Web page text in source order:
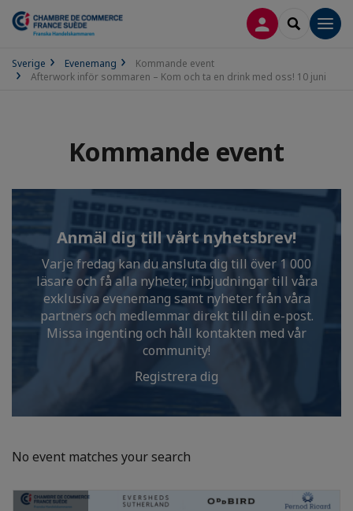
LOGGA INSEARCH
Sverige Evenemang
Kommande event
Afterwork inför sommaren – Kom och ta en drink med oss! 10 juni
Kommande event
Anmäl dig till vårt nyhetsbrev!
Varje fredag kan du ansluta dig till över 1 000
läsare och få alla nyheter, inbjudningar till våra
exklusiva evenemang samt nyheter från våra
partners och medlemmar direkt till din e-post.
Missa ingenting och håll kontakten med vår
community!
Registrera dig
No event matches your search